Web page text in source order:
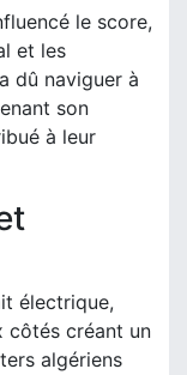
le score,
et les
dû naviguer à
son
à leur
électrique,
côtés créant un
algériens